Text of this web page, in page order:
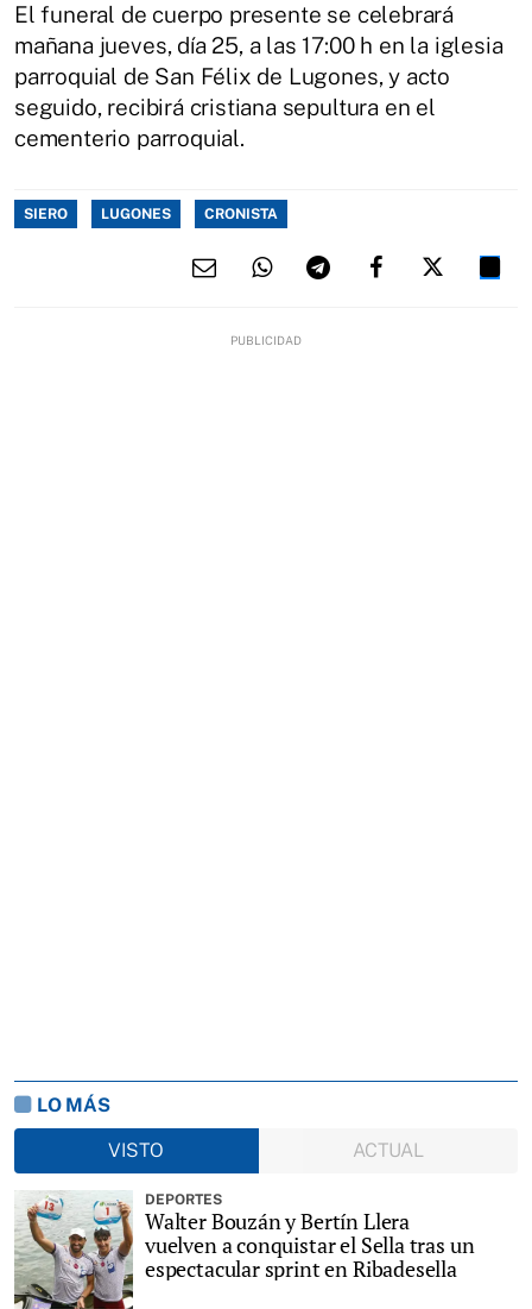
El funeral de cuerpo presente se celebrará
mañana jueves, día 25, a las 17:00 h en la iglesia
parroquial de San Félix de Lugones, y acto
seguido, recibirá cristiana sepultura en el
cementerio parroquial.
SIERO LUGONES CRONISTA
LO MÁS
VISTO
ACTUAL
DEPORTES
Walter Bouzán y Bertín Llera
vuelven a conquistar el Sella tras un
espectacular sprint en Ribadesella